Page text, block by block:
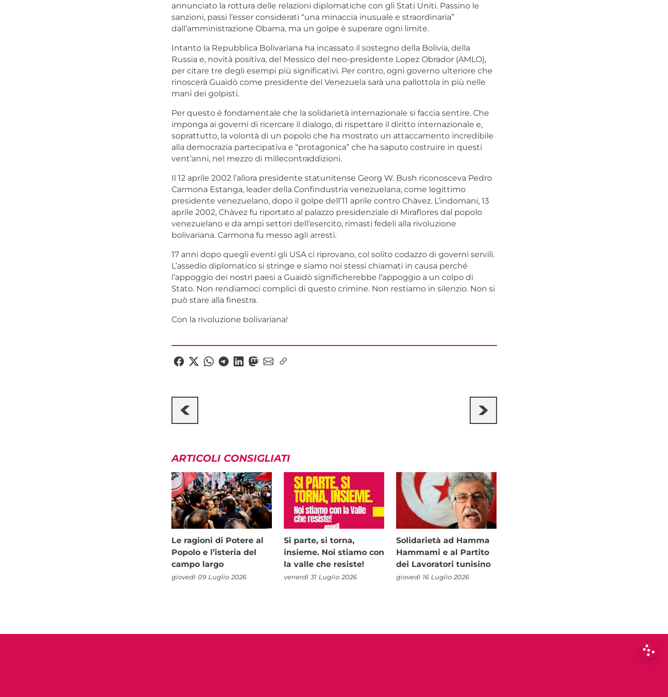
annunciato la rottura delle relazioni diplomatiche con gli Stati Uniti. Passino le
sanzioni, passi l’esser considerati “una minaccia inusuale e straordinaria”
dall’amministrazione Obama, ma un golpe è superare ogni limite.
Intanto la Repubblica Bolivariana ha incassato il sostegno della Bolivia, della
Russia e, novità positiva, del Messico del neo-presidente Lopez Obrador (AMLO),
per citare tre degli esempi più significativi. Per contro, ogni governo ulteriore che
rinoscerà Guaidò come presidente del Venezuela sarà una pallottola in più nelle
mani dei golpisti.
Per questo è fondamentale che la solidarietà internazionale si faccia sentire. Che
imponga ai governi di ricercare il dialogo, di rispettare il diritto internazionale e,
soprattutto, la volontà di un popolo che ha mostrato un attaccamento incredibile
alla democrazia partecipativa e “protagonica” che ha saputo costruire in questi
vent’anni, nel mezzo di millecontraddizioni.
Il 12 aprile 2002 l’allora presidente statunitense Georg W. Bush riconosceva Pedro
Carmona Estanga, leader della Confindustria venezuelana, come legittimo
presidente venezuelano, dopo il golpe dell’11 aprile contro Chàvez. L’indomani, 13
aprile 2002, Chàvez fu riportato al palazzo presidenziale di Miraflores dal popolo
venezuelano e da ampi settori dell’esercito, rimasti fedeli alla rivoluzione
bolivariana. Carmona fu messo agli arresti.
17 anni dopo quegli eventi gli USA ci riprovano, col solito codazzo di governi servili.
L’assedio diplomatico si stringe e siamo noi stessi chiamati in causa perché
l’appoggio dei nostri paesi a Guaidò significherebbe l’appoggio a un colpo di
Stato. Non rendiamoci complici di questo crimine. Non restiamo in silenzio. Non si
può stare alla finestra.
Con la rivoluzione bolivariana!
ARTICOLI CONSIGLIATI
Le ragioni di Potere al
Popolo e l’isteria del
campo largo
giovedì 09 Luglio 2026
Si parte, si torna,
insieme. Noi stiamo con
la valle che resiste!
venerdì 31 Luglio 2026
Solidarietà ad Hamma
Hammami e al Partito
dei Lavoratori tunisino
giovedì 16 Luglio 2026